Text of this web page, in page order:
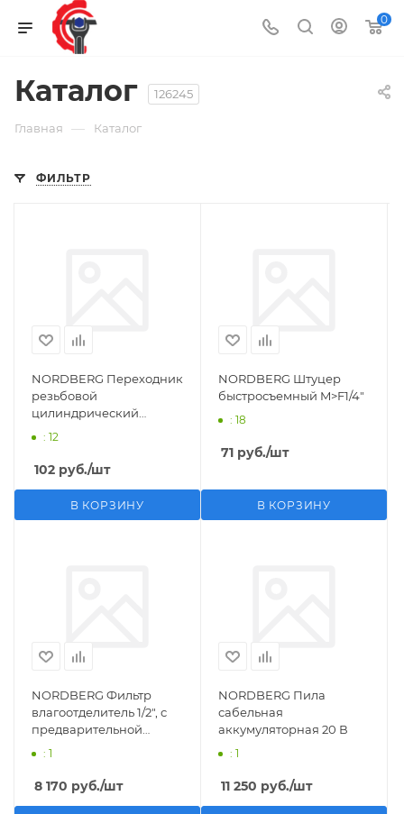
0
Каталог 126245
Главная — Каталог
ФИЛЬТР
NORDBERG Переходник
резьбовой
цилиндрический
M1/2">F1/4"
: 12
102 руб./шт
В КОРЗИНУ
NORDBERG Штуцер
быстросъемный M>F1/4"
: 18
71 руб./шт
В КОРЗИНУ
NORDBERG Фильтр
влагоотделитель 1/2", с
предварительной
фильтрацией
: 1
8 170 руб./шт
NORDBERG Пила
сабельная
аккумуляторная 20 В
: 1
11 250 руб./шт